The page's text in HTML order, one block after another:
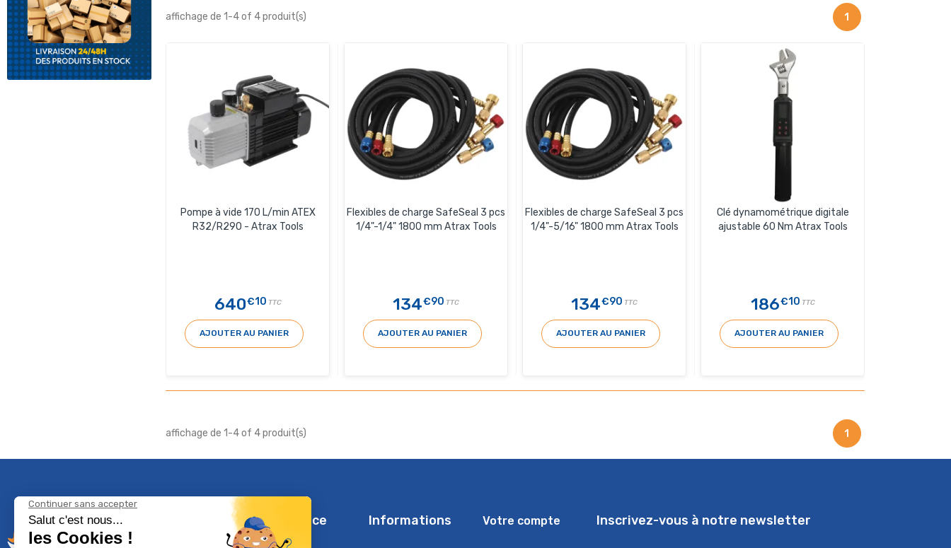
affichage de 1-4 of 4 produit(s) 1
Pompe à vide 170 L/min ATEX
R32/R290 - Atrax Tools
640€10 TTC
AJOUTER AU PANIER
Flexibles de charge SafeSeal 3 pcs
1/4"-1/4" 1800 mm Atrax Tools
134€90 TTC
AJOUTER AU PANIER
Flexibles de charge SafeSeal 3 pcs
1/4"-5/16" 1800 mm Atrax Tools
134€90 TTC
AJOUTER AU PANIER
Clé dynamométrique digitale
ajustable 60 Nm Atrax Tools
186€10 TTC
AJOUTER AU PANIER
affichage de 1-4 of 4 produit(s) 1
Climservice Informations Votre compte Inscrivez-vous à notre newsletter